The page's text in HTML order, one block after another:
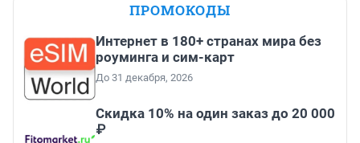
ПРОМОКОДЫ
Интернет в 180+ странах мира без
роуминга и сим-карт
До 31 декабря, 2026
Скидка 10% на один заказ до 20 000
₽